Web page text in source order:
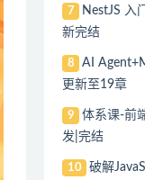
7
NestJS 入
新完结
8
AI
更新至19章
9
体系课-前
发|完结
10
破解